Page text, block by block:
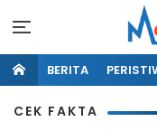
BERITA
CEK FAKTA